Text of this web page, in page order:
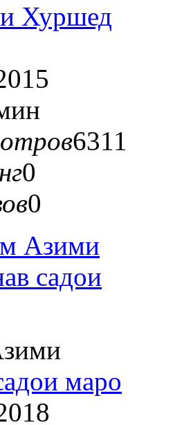
Хуршед
6311
0
0
маро